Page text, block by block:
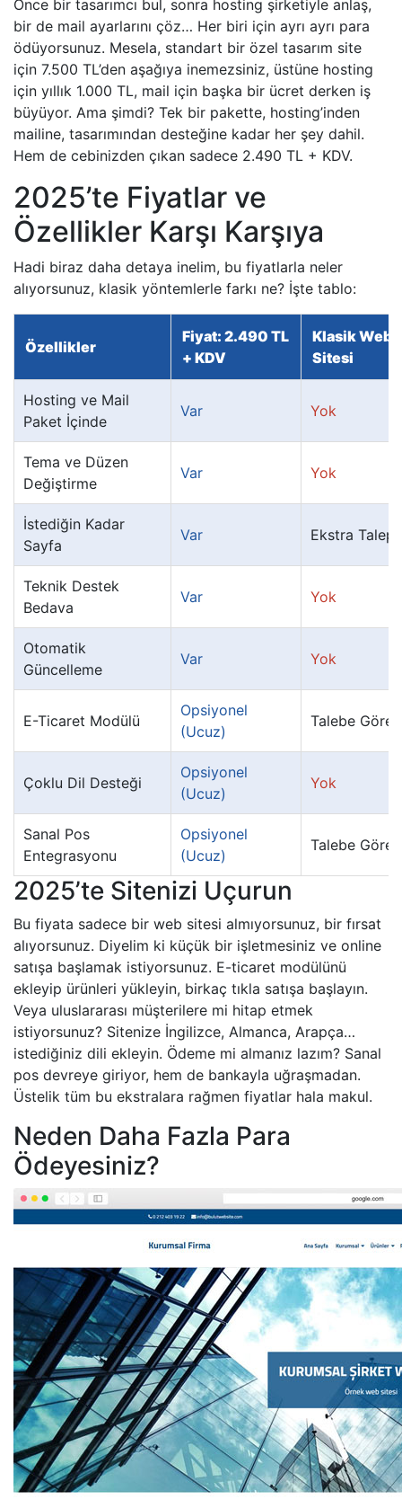
Önce bir tasarımcı bul, sonra hosting şirketiyle anlaş,
bir de mail ayarlarını çöz… Her biri için ayrı ayrı para
ödüyorsunuz. Mesela, standart bir özel tasarım site
için 7.500 TL’den aşağıya inemezsiniz, üstüne hosting
için yıllık 1.000 TL, mail için başka bir ücret derken iş
büyüyor. Ama şimdi? Tek bir pakette, hosting’inden
mailine, tasarımından desteğine kadar her şey dahil.
Hem de cebinizden çıkan sadece 2.490 TL + KDV.
2025’te Fiyatlar ve
Özellikler Karşı Karşıya
Hadi biraz daha detaya inelim, bu fiyatlarla neler
alıyorsunuz, klasik yöntemlerle farkı ne? İşte tablo:
Özellikler
Fiyat: 2.490 TL
+ KDV
Klasik Web
Sitesi
Hosting ve Mail
Paket İçinde
Var Yok
Tema ve Düzen
Değiştirme
Var Yok
İstediğin Kadar
Sayfa
Var Ekstra Talep
Teknik Destek
Bedava
Var Yok
Otomatik
Güncelleme
Var Yok
E-Ticaret Modülü
Opsiyonel
(Ucuz)
Talebe Göre
Çoklu Dil Desteği
Opsiyonel
(Ucuz)
Yok
Sanal Pos
Entegrasyonu
Opsiyonel
(Ucuz)
Talebe Göre
2025’te Sitenizi Uçurun
Bu fiyata sadece bir web sitesi almıyorsunuz, bir fırsat
alıyorsunuz. Diyelim ki küçük bir işletmesiniz ve online
satışa başlamak istiyorsunuz. E-ticaret modülünü
ekleyip ürünleri yükleyin, birkaç tıkla satışa başlayın.
Veya uluslararası müşterilere mi hitap etmek
istiyorsunuz? Sitenize İngilizce, Almanca, Arapça…
istediğiniz dili ekleyin. Ödeme mi almanız lazım? Sanal
pos devreye giriyor, hem de bankayla uğraşmadan.
Üstelik tüm bu ekstralara rağmen fiyatlar hala makul.
Neden Daha Fazla Para
Ödeyesiniz?